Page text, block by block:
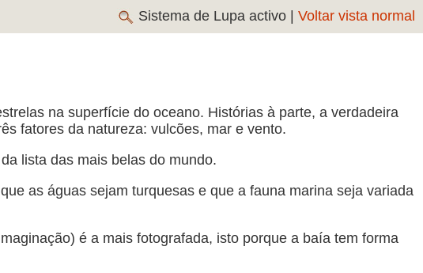
Sistema de Lupa activo | Voltar vista normal
na superfície do oceano. Histórias à parte, a verdadeira
fatores da natureza: vulcões, mar e vento.
lista das mais belas do mundo.
as águas sejam turquesas e que a fauna marina seja variada
é a mais fotografada, isto porque a baía tem forma